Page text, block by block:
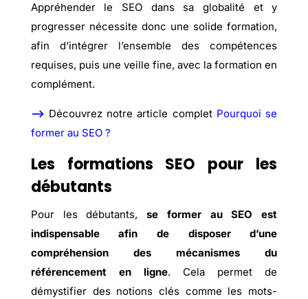
Appréhender le SEO dans sa globalité et y
progresser nécessite donc une solide formation,
afin d’intégrer l’ensemble des compétences
requises, puis une veille fine, avec la formation en
complément.
–> Découvrez notre article complet Pourquoi se
former au SEO ?
Les formations SEO pour les
débutants
Pour les débutants,se former au SEO est
indispensable afin de disposer d’une
compréhension des mécanismes du
référencement en ligne. Cela permet de
démystifier des notions clés comme les mots-